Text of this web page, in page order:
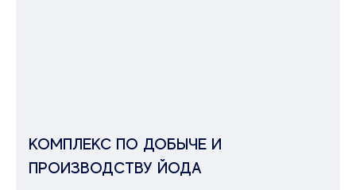
КОМПЛЕКС ПО ДОБЫЧЕ И
ПРОИЗВОДСТВУ ЙОДА